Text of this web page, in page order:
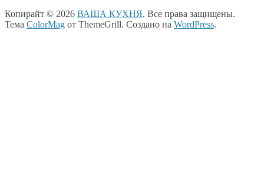
Копирайт © 2026 ВАША КУХНЯ. Все права защищены.
Тема ColorMag от ThemeGrill. Создано на WordPress.